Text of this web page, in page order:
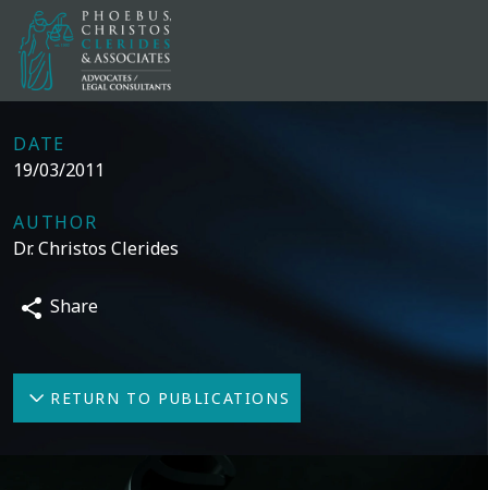
DATE
19/03/2011
AUTHOR
Dr. Christos Clerides
Share
RETURN TO PUBLICATIONS